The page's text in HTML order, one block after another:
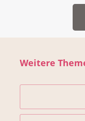
Weitere